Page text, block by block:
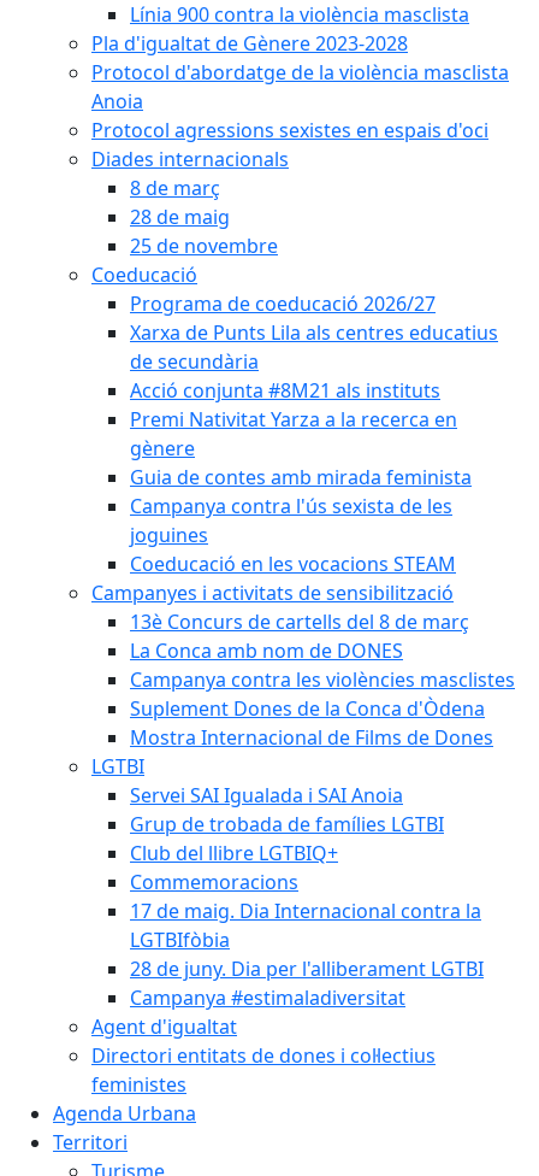
Línia 900 contra la violència masclista
Pla d'igualtat de Gènere 2023-2028
Protocol d'abordatge de la violència masclista
Anoia
Protocol agressions sexistes en espais d'oci
Diades internacionals
8 de març
28 de maig
25 de novembre
Coeducació
Programa de coeducació 2026/27
Xarxa de Punts Lila als centres educatius
de secundària
Acció conjunta #8M21 als instituts
Premi Nativitat Yarza a la recerca en
gènere
Guia de contes amb mirada feminista
Campanya contra l'ús sexista de les
joguines
Coeducació en les vocacions STEAM
Campanyes i activitats de sensibilització
13è Concurs de cartells del 8 de març
La Conca amb nom de DONES
Campanya contra les violències masclistes
Suplement Dones de la Conca d'Òdena
Mostra Internacional de Films de Dones
LGTBI
Servei SAI Igualada i SAI Anoia
Grup de trobada de famílies LGTBI
Club del llibre LGTBIQ+
Commemoracions
17 de maig. Dia Internacional contra la
LGTBIfòbia
28 de juny. Dia per l'alliberament LGTBI
Campanya #estimaladiversitat
Agent d'igualtat
Directori entitats de dones i col·lectius
feministes
Agenda Urbana
Territori